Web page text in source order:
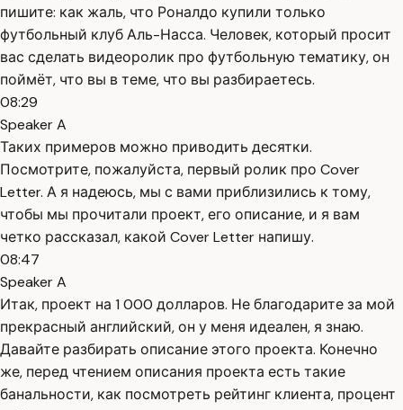
пишите: как жаль, что Роналдо купили только
футбольный клуб Аль-Насса. Человек, который просит
вас сделать видеоролик про футбольную тематику, он
поймёт, что вы в теме, что вы разбираетесь.
08:29
Speaker A
Таких примеров можно приводить десятки.
Посмотрите, пожалуйста, первый ролик про Cover
Letter. А я надеюсь, мы с вами приблизились к тому,
чтобы мы прочитали проект, его описание, и я вам
четко рассказал, какой Cover Letter напишу.
08:47
Speaker A
Итак, проект на 1 000 долларов. Не благодарите за мой
прекрасный английский, он у меня идеален, я знаю.
Давайте разбирать описание этого проекта. Конечно
же, перед чтением описания проекта есть такие
банальности, как посмотреть рейтинг клиента, процент